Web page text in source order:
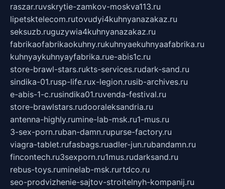
raszar.ruvskrytie-zamkov-moskva113.ru
lipetsktelecom.rutovudyi4kuhnyanazakaz.ru
seksuzb.ruguzywia4kuhnyanazakaz.ru
fabrikaofabrikaokuhny.rukuhnyaekuhnyaafabrika.ru
kuhnyaykuhnyayfabrika.rue-abis1c.ru
store-brawl-stars.rukts-services.rudark-sand.ru
sindika-01.rusp-life.rux-legion.rusib-archives.ru
e-abis-1-c.rusindika01.ruvenda-festival.ru
store-brawlstars.rudooraleksandria.ru
antenna-highly.rumine-lab-msk.ru1-mus.ru
3-sex-porn.ruban-damn.rupurse-factory.ru
viagra-tablet.rufasbags.ruadler-jun.rubandamn.ru
fincontech.ru3sexporn.ru1mus.rudarksand.ru
rebus-toys.ruminelab-msk.rurtdco.ru
seo-prodvizhenie-sajtov-stroitelnyh-kompanij.ru